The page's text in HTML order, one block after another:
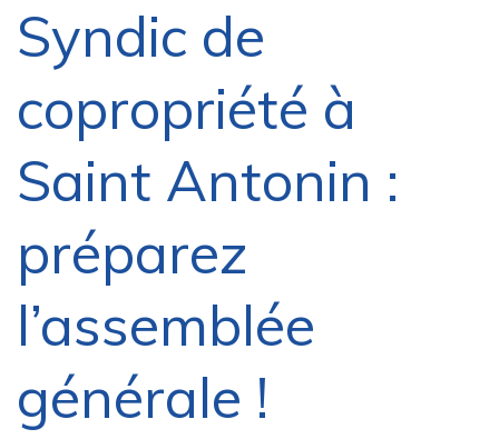
Syndic de
copropriété à
Saint Antonin :
préparez
l’assemblée
générale !